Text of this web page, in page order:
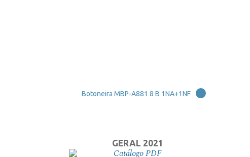
Botoneira MBP-A881 8 B 1NA+1NF
GERAL 2021
Catálogo PDF